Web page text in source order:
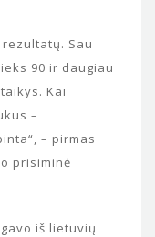
rezultatų. Sau
90 ir daugiau
Kai
–
– pirmas
prisiminė
iš lietuvių